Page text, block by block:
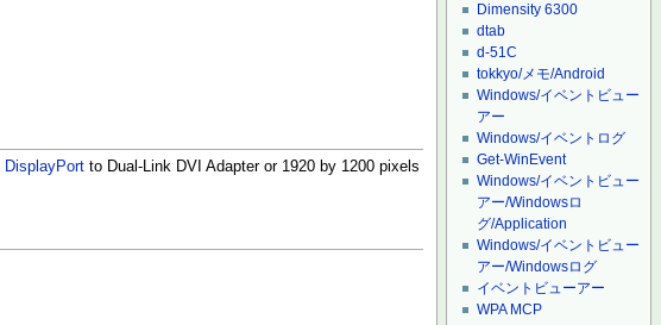
DisplayPort to Dual-Link DVI Adapter or 1920 by 1200 pixels
Dimensity 6300
dtab
d-51C
tokkyo/メモ/Android
Windows/イベントビュー
アー
Windows/イベントログ
Get-WinEvent
Windows/イベントビュー
アー/Windowsロ
グ/Application
Windows/イベントビュー
アー/Windowsログ
イベントビューアー
WPA MCP